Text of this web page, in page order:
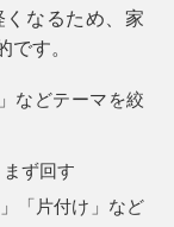
なるため、家
です。
などテーマを絞
ず回す
「片付け」など